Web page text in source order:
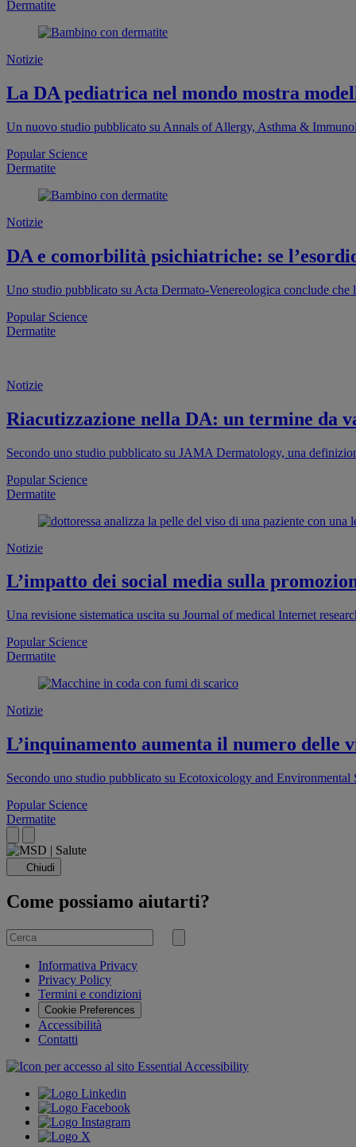
Dermatite
Notizie
La DA pediatrica nel mondo mostra
Un nuovo studio pubblicato su Annals of Allergy, Asthma &
Popular Science
Dermatite
Notizie
DA e comorbilità psichiatriche: se
Uno studio pubblicato su Acta Dermato-Venereologica conclude
Popular Science
Dermatite
Notizie
Riacutizzazione nella DA: un termine da
Secondo uno studio pubblicato su JAMA Dermatology, una
Popular Science
Dermatite
Notizie
L’impatto dei social media sulla
Una revisione sistematica uscita su Journal of medical Internet
Popular Science
Dermatite
Notizie
L’inquinamento aumenta il numero delle
Secondo uno studio pubblicato su Ecotoxicology and
Popular Science
Dermatite
Chiudi
Come possiamo aiutarti?
Cerca
per
Invia
Informativa Privacy
Privacy Policy
Termini e condizioni
Cookie Preferences
Accessibilità
Contatti